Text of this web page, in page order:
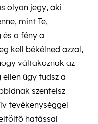
olyan jegy, aki
mint Te,
és a fény a
kell békélned azzal,
váltakoznak az
úgy tudsz a
szentelsz
tevékenységgel
hatással